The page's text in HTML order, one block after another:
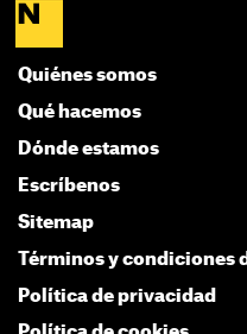
Quiénes somos
Qué hacemos
Dónde estamos
Escríbenos
Sitemap
Términos y condiciones
Política de privacidad